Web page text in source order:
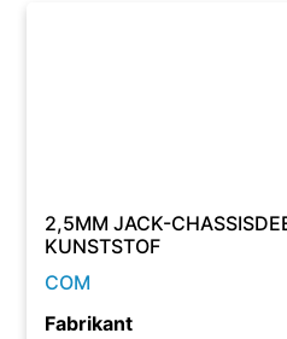
2,5MM JACK-
KUNSTSTOF
COM
Fabrikant